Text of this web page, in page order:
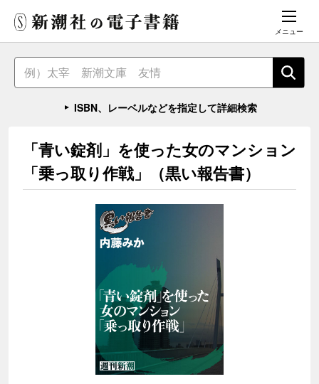
メニュー
ISBN、レーベルなどを指定して詳細検索
「青い錠剤」を使った女のマンション
「乗っ取り作戦」（黒い報告書）